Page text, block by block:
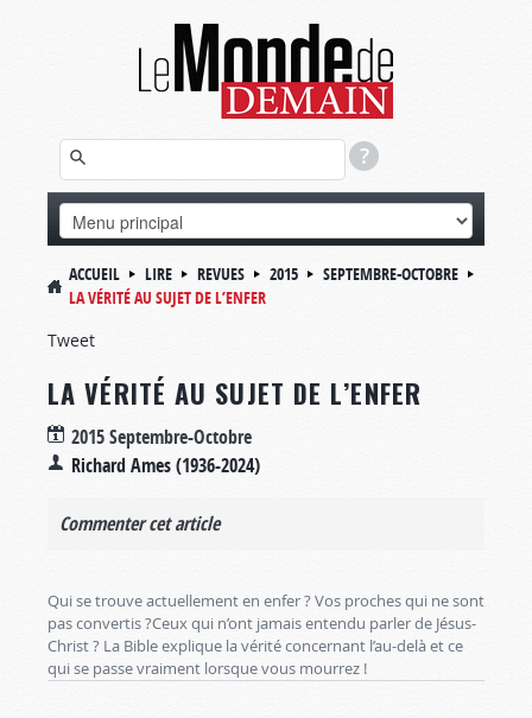
ACCUEIL LIRE REVUES 2015
SEPTEMBRE-OCTOBRE
LA VÉRITÉ AU SUJET DE L’ENFER
Tweet
LA VÉRITÉ AU SUJET DE L’ENFER
2015 Septembre-Octobre
Richard Ames (1936-2024)
Commenter cet article
Qui se trouve actuellement en enfer ? Vos proches qui ne sont
pas convertis ?Ceux qui n’ont jamais entendu parler de Jésus-
Christ ? La Bible explique la vérité concernant l’au-delà et ce
qui se passe vraiment lorsque vous mourrez !